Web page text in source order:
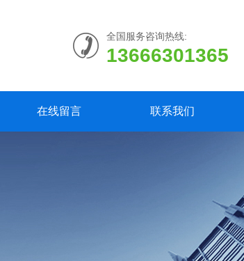
全国服务咨询热线:
13666301365
在线留言 联系我们